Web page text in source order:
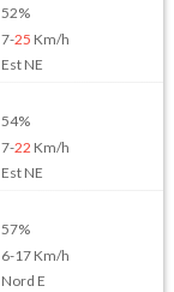
52%
7-25 Km/h
Est NE
54%
7-22 Km/h
Est NE
57%
6-17Km/h
Nord E